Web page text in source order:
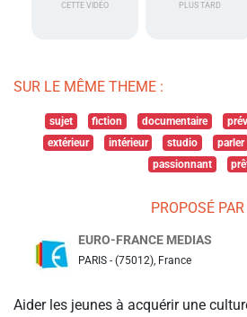
CETTE VIDÉO
PLUS TARD
SUR LE MÊME THEME :
sujet fiction documentaire
extérieur
intérieur studio parler
passionnant
PROPOSÉ PAR
EURO-FRANCE MEDIAS
PARIS - (75012), France
Aider les jeunes à acquérir une